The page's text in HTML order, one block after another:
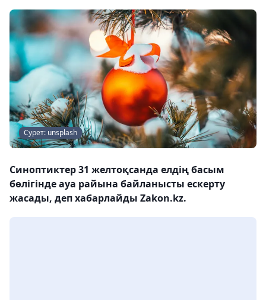
Сурет: unsplash
Синоптиктер 31 желтоқсанда елдің басым
бөлігінде ауа райына байланысты ескерту
жасады, деп хабарлайды Zakon.kz.